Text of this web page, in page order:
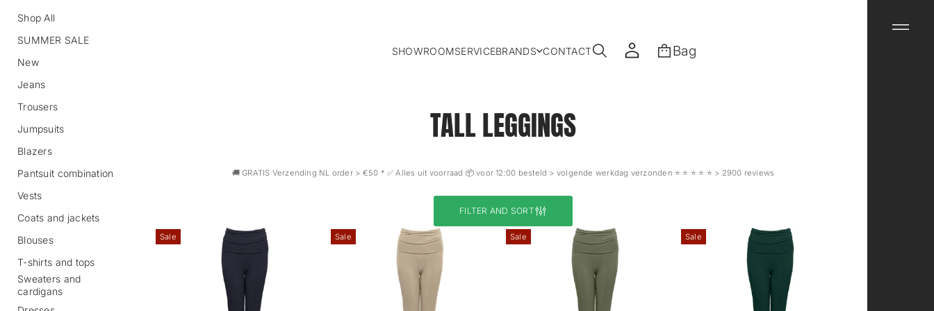
Shop All
SUMMER SALE
New
Jeans
Trousers
Jumpsuits
Blazers
Pantsuit combination
Vests
Coats and jackets
Blouses
T-shirts and tops
Sweaters and
cardigans
SHOWROOMSERVICEBRANDS CONTACT Bag
TALL LEGGINGS
🚚 GRATIS Verzending NL order > €50 * ✅ Alles uit voorraad 📦 voor 12:00 besteld > volgende werkdag verzonden ⭐️ ⭐️ ⭐️ ⭐️ ⭐️ > 2900 reviews
FILTER AND SORT
Sale Sale Sale Sale